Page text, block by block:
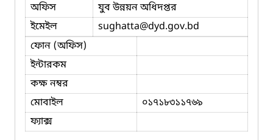
অফিস
যুব উন্নয়ন অধিদপ্তর
ইমেইল
sughatta@dyd.gov.bd
ফোন (অফিস)
ইন্টারকম
কক্ষ নম্বর
মোবাইল
০১৭১৮৩১১৭৬৯
ফ্যাক্স